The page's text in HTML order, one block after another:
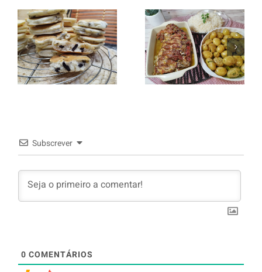
Panquecas
com Oreo
Entrecosto
italiano c/
batata a
murro e
Subscrever
0 COMENTÁRIOS